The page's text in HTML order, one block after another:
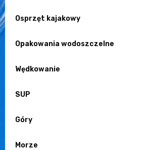
Osprzęt kajakowy
Opakowania wodoszczelne
Wędkowanie
SUP
Góry
Morze